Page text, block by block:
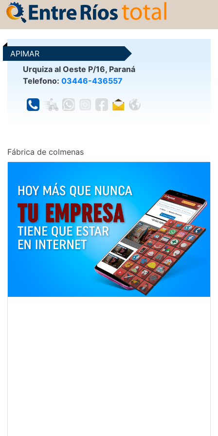
APIMAR
Urquiza al Oeste P/16, Paraná
Telefono: 03446-436557
Fábrica de colmenas